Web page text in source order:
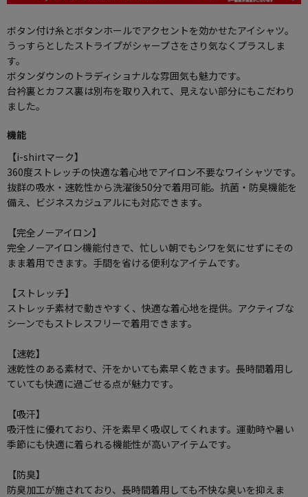
ボタン付け糸とボタンホールでアクセントを効かせたアイシャツ。
うっすらとしたストライプがシャープさをさり気なくプラスしま
す。
ボタンダウンのトラディショナルな雰囲気も魅力です。
台衿裏とカフス裏は別布を取り入れて、見えない部分にもこだわり
ました。
機能
【i-shirtマーク】
360度ストレッチの快適な着心地でアイロン不要なワイシャツです。
抜群の吸水・速乾性から洗濯後50分で着用可能。抗菌・防臭機能を
備え、ビジネスカジュアルにも対応できます。
【完全ノーアイロン】
完全ノーアイロン機能付きで、忙しい朝でもシワを気にせずにその
まま着用できます。手間を省ける便利なアイテムです。
【ストレッチ】
ストレッチ素材で動きやすく、快適な着心地を提供。アクティブな
シーンでもストレスフリーで着用できます。
【速乾】
速乾性のある素材で、汗をかいても素早く乾きます。長時間着用し
ていても快適に過ごせる点が魅力です。
【吸汗】
吸汗性に優れており、汗を素早く吸収してくれます。運動時や暑い
季節にも快適に着られる機能性が高いアイテムです。
【防臭】
防臭加工が施されており、長時間着用しても不快な臭いを抑えま